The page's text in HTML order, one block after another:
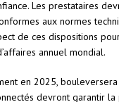
Les prestataires
aux normes
de ces dispositions
annuel mondial.
en 2025,
devront garantir